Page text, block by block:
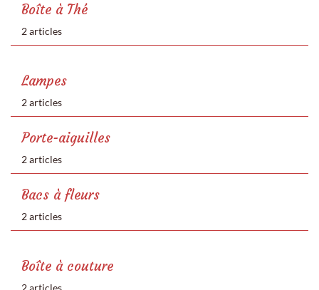
Boîte à Thé
2 articles
Lampes
2 articles
Porte-aiguilles
2 articles
Bacs à fleurs
2 articles
Boîte à couture
2 articles